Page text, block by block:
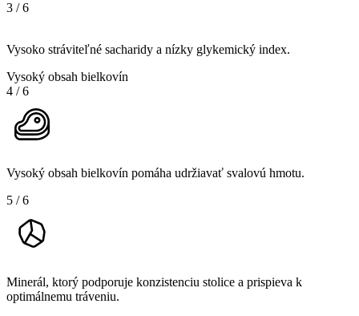
3 /6
Vysoko stráviteľné sacharidy a nízky glykemický index.
Vysoký obsah bielkovín
4 /6
Vysoký obsah bielkovín pomáha udržiavať svalovú hmotu.
5 /6
Minerál, ktorý podporuje konzistenciu stolice a prispieva k
optimálnemu tráveniu.